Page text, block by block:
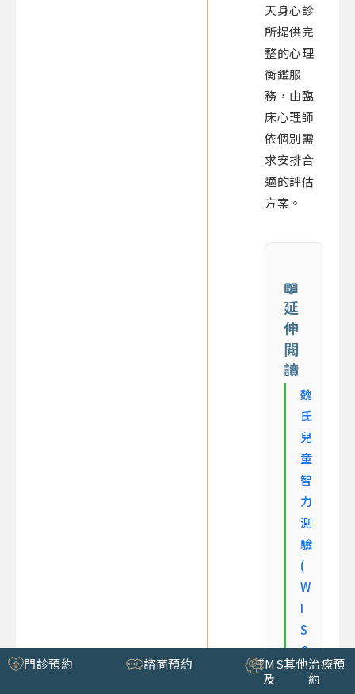
天身心診
所提供完
整的心理
衡鑑服
務，由臨
床心理師
依個別需
求安排合
適的評估
方案。
📖
延
伸
閱
讀
魏
氏
兒
童
智
力
測
驗
(
W
I
S
C
-
門診預約 諮商預約
TMS
及
其他治療預
約